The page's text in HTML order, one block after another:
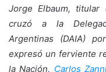
Jorge Elbaum, titular
cruzó a la
Argentinas (DAIA)
expresó un ferviente
la Nación, Carlos